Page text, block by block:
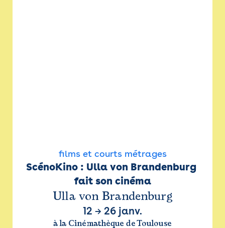
films et courts métrages
ScénoKino : Ulla von Brandenburg
fait son cinéma
Ulla von Brandenburg
12 → 26 janv.
à la Cinémathèque de Toulouse